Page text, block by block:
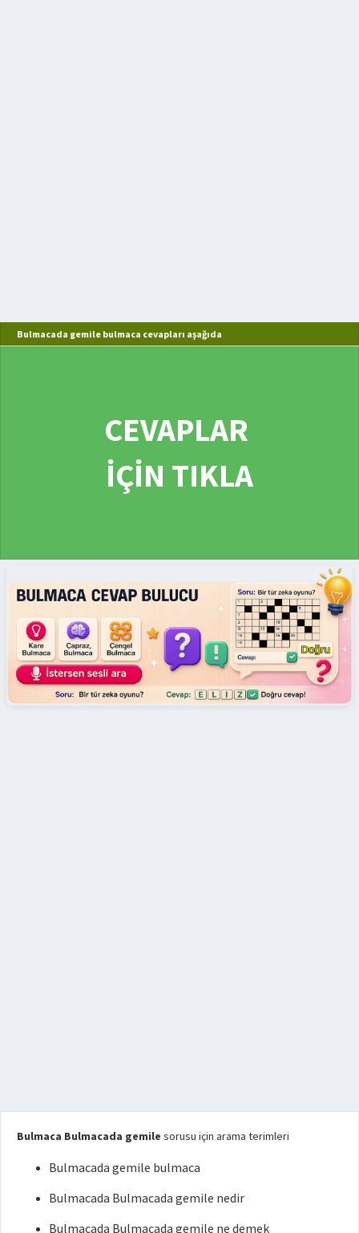
Bulmacada gemile bulmaca cevapları aşağıda
CEVAPLAR
İÇİN TIKLA
Bulmaca Bulmacada gemile sorusu için arama terimleri
Bulmacada gemile bulmaca
Bulmacada Bulmacada gemile nedir
Bulmacada Bulmacada gemile ne demek